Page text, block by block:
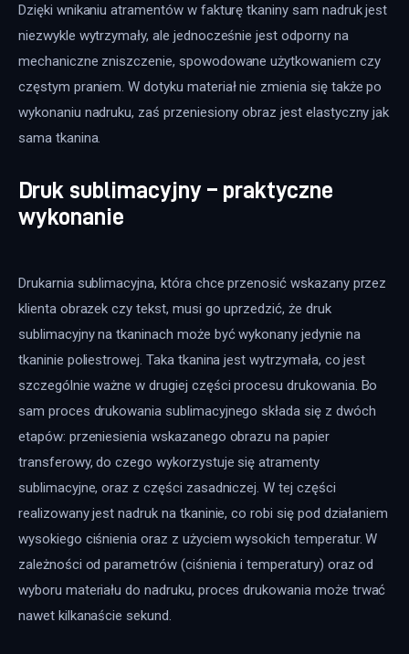
Dzięki wnikaniu atramentów w fakturę tkaniny sam nadruk jest
niezwykle wytrzymały, ale jednocześnie jest odporny na
mechaniczne zniszczenie, spowodowane użytkowaniem czy
częstym praniem. W dotyku materiał nie zmienia się także po
wykonaniu nadruku, zaś przeniesiony obraz jest elastyczny jak
sama tkanina.
Druk sublimacyjny – praktyczne
wykonanie
Drukarnia sublimacyjna, która chce przenosić wskazany przez
klienta obrazek czy tekst, musi go uprzedzić, że druk
sublimacyjny na tkaninach może być wykonany jedynie na
tkaninie poliestrowej. Taka tkanina jest wytrzymała, co jest
szczególnie ważne w drugiej części procesu drukowania. Bo
sam proces drukowania sublimacyjnego składa się z dwóch
etapów: przeniesienia wskazanego obrazu na papier
transferowy, do czego wykorzystuje się atramenty
sublimacyjne, oraz z części zasadniczej. W tej części
realizowany jest nadruk na tkaninie, co robi się pod działaniem
wysokiego ciśnienia oraz z użyciem wysokich temperatur. W
zależności od parametrów (ciśnienia i temperatury) oraz od
wyboru materiału do nadruku, proces drukowania może trwać
nawet kilkanaście sekund.